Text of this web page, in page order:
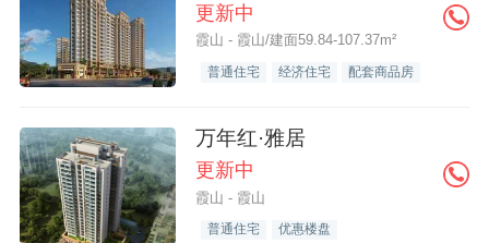
更新中
霞山 - 霞山/建面59.84-107.37m²
普通住宅 经济住宅 配套商品房
万年红·雅居
更新中
霞山 - 霞山
普通住宅 优惠楼盘